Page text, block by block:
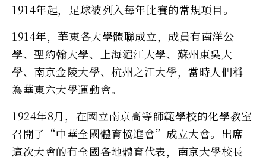
1914年起，足球被列入每年比賽的常規項目。
1914年，華東各大學體聯成立，成員有南洋公
學、聖約翰大學、上海滬江大學、蘇州東吳大
學、南京金陵大學、杭州之江大學，當時人們稱
為華東六大學運動會。
1924年8月，在國立南京高等師範學校的化學教室
召開了“中華全國體育協進會”成立大會。出席
這次大會的有全國各地體育代表，南京大學校長